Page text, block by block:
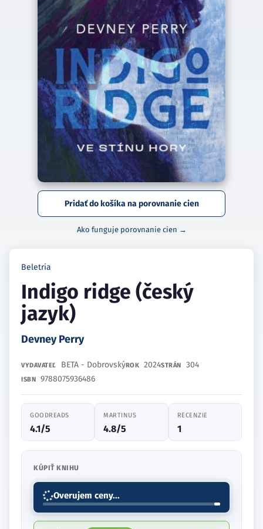
Pridať do košíka na porovnanie cien
Ako funguje porovnanie cien →
Beletria
Indigo ridge (český
jazyk)
Devney Perry
VYDAVATEĽ BETA - DobrovskýROK 2024STRÁN 304
ISBN 9788075936486
GOODREADS
4.1/5
MARTINUS
4.8/5
RECENZIE
1
KÚPIŤ KNIHU
Overujem ceny...